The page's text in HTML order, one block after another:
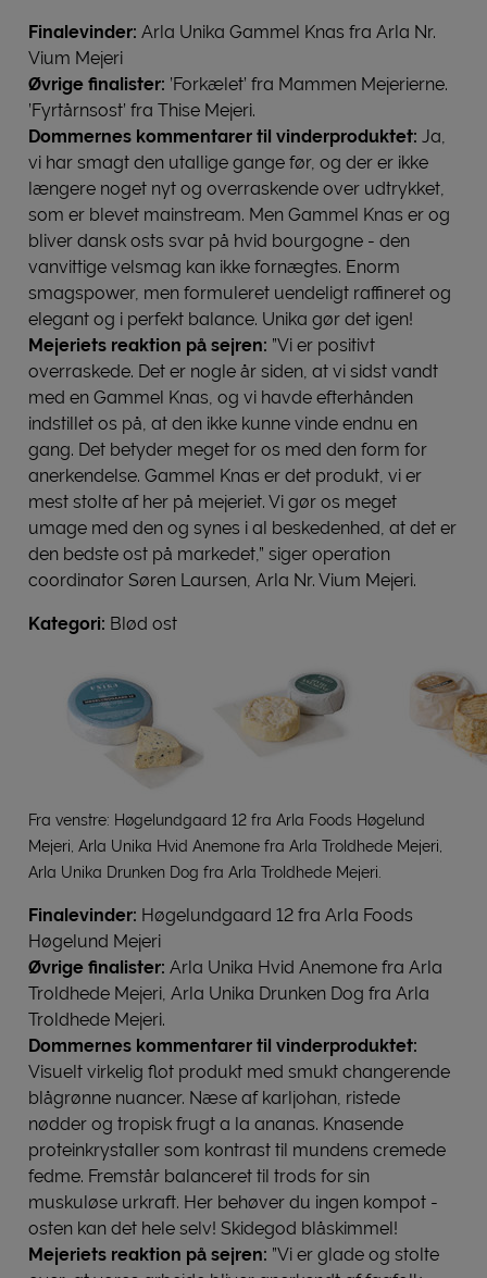
Finalevinder: Arla Unika Gammel Knas fra Arla Nr.
Vium Mejeri
Øvrige finalister: ’Forkælet’ fra Mammen Mejerierne.
’Fyrtårnsost’ fra Thise Mejeri.
Dommernes kommentarer til vinderproduktet: Ja,
vi har smagt den utallige gange før, og der er ikke
længere noget nyt og overraskende over udtrykket,
som er blevet mainstream. Men Gammel Knas er og
bliver dansk osts svar på hvid bourgogne - den
vanvittige velsmag kan ikke fornægtes. Enorm
smagspower, men formuleret uendeligt raffineret og
elegant og i perfekt balance. Unika gør det igen!
Mejeriets reaktion på sejren: ”Vi er positivt
overraskede. Det er nogle år siden, at vi sidst vandt
med en Gammel Knas, og vi havde efterhånden
indstillet os på, at den ikke kunne vinde endnu en
gang. Det betyder meget for os med den form for
anerkendelse. Gammel Knas er det produkt, vi er
mest stolte af her på mejeriet. Vi gør os meget
umage med den og synes i al beskedenhed, at det er
den bedste ost på markedet,” siger operation
coordinator Søren Laursen, Arla Nr. Vium Mejeri.
Kategori: Blød ost
Fra venstre: Høgelundgaard 12 fra Arla Foods Høgelund
Mejeri, Arla Unika Hvid Anemone fra Arla Troldhede Mejeri,
Arla Unika Drunken Dog fra Arla Troldhede Mejeri.
Finalevinder: Høgelundgaard 12 fra Arla Foods
Høgelund Mejeri
Øvrige finalister: Arla Unika Hvid Anemone fra Arla
Troldhede Mejeri, Arla Unika Drunken Dog fra Arla
Troldhede Mejeri.
Dommernes kommentarer til vinderproduktet:
Visuelt virkelig flot produkt med smukt changerende
blågrønne nuancer. Næse af karljohan, ristede
nødder og tropisk frugt a la ananas. Knasende
proteinkrystaller som kontrast til mundens cremede
fedme. Fremstår balanceret til trods for sin
muskuløse urkraft. Her behøver du ingen kompot -
osten kan det hele selv! Skidegod blåskimmel!
Mejeriets reaktion på sejren: ”Vi er glade og stolte